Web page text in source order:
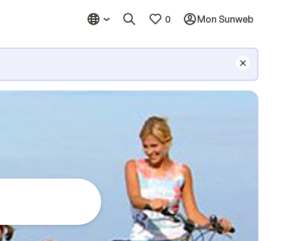
0 Mon Sunweb